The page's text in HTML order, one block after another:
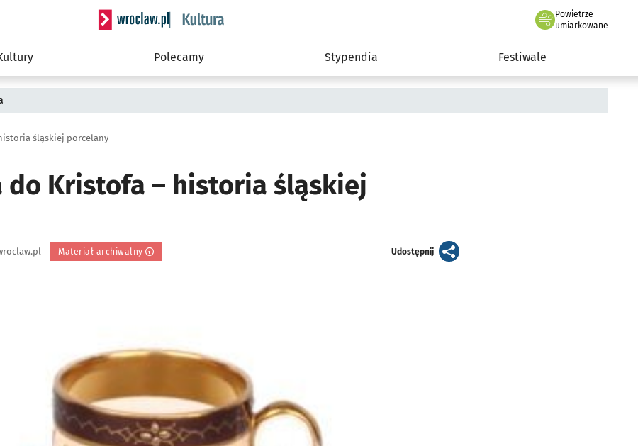
Serwis informacyjny wroclaw.pl podserwis: Kultura
Powietrze
we Wrocławiu
umiarkowane
Polecamy Stypendia Festiwale
śląskiej porcelany
do Kristofa – historia śląskiej
Materiał archiwalny Udostępnijartykuł